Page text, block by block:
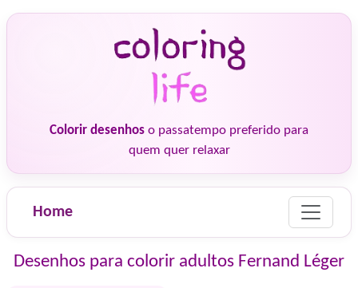
Colorir desenhos o passatempo preferido para
quem quer relaxar
Home
Desenhos para colorir adultos Fernand Léger